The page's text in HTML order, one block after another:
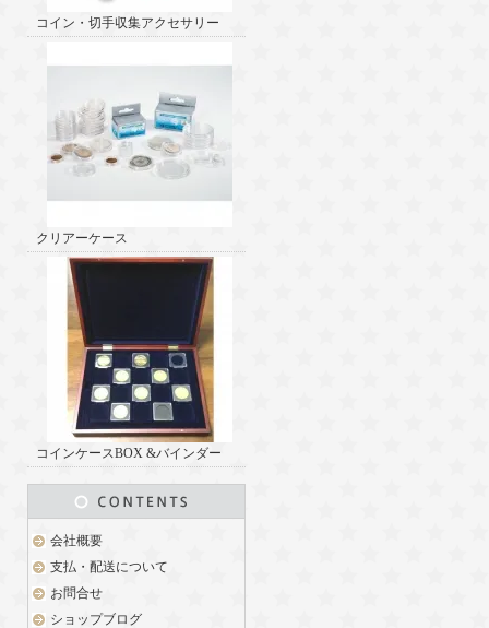
コイン・切手収集アクセサリー
クリアーケース
コインケースBOX &バインダー
会社概要
支払・配送について
お問合せ
ショップブログ